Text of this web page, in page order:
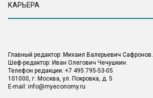
КАРЬЕРА
Главный редактор: Михаил Валерьевич Сафронов.
Шеф-редактор: Иван Олегович Чечушкин.
Телефон редакции: +7 495 795-53-05
101000, г. Москва, ул. Покровка, д. 5
E-mail: info@myeconomy.ru